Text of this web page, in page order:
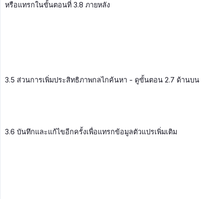
หรือแทรกในขั้นตอนที่ 3.8 ภายหลัง
3.5 ส่วนการเพิ่มประสิทธิภาพกลไกค้นหา - ดูขั้นตอน 2.7 ด้านบน
3.6 บันทึกและแก้ไขอีกครั้งเพื่อแทรกข้อมูลตัวแปรเพิ่มเติม